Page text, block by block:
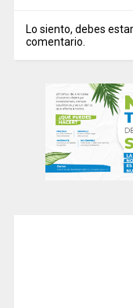
Lo siento, debes estar
comentario.